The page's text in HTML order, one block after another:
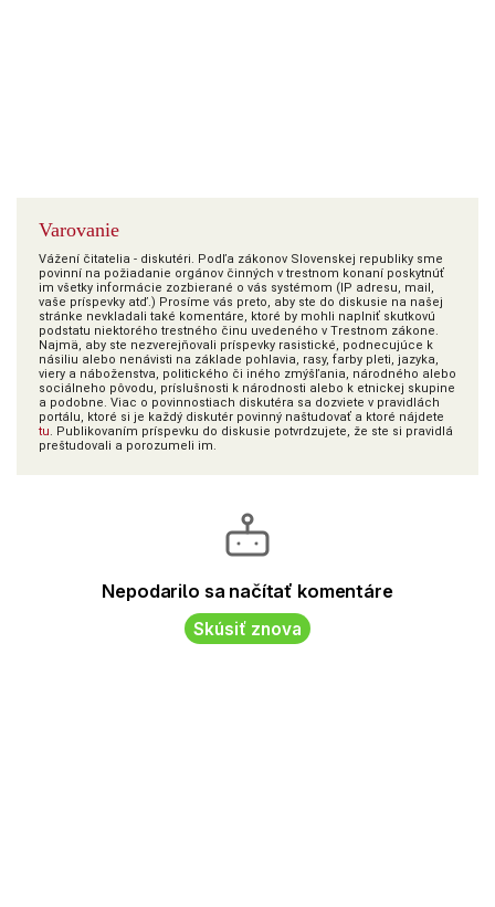
Varovanie
Vážení čitatelia - diskutéri. Podľa zákonov Slovenskej republiky sme
povinní na požiadanie orgánov činných v trestnom konaní poskytnúť
im všetky informácie zozbierané o vás systémom (IP adresu, mail,
vaše príspevky atď.) Prosíme vás preto, aby ste do diskusie na našej
stránke nevkladali také komentáre, ktoré by mohli naplniť skutkovú
podstatu niektorého trestného činu uvedeného v Trestnom zákone.
Najmä, aby ste nezverejňovali príspevky rasistické, podnecujúce k
násiliu alebo nenávisti na základe pohlavia, rasy, farby pleti, jazyka,
viery a náboženstva, politického či iného zmýšľania, národného alebo
sociálneho pôvodu, príslušnosti k národnosti alebo k etnickej skupine
a podobne. Viac o povinnostiach diskutéra sa dozviete v pravidlách
portálu, ktoré si je každý diskutér povinný naštudovať a ktoré nájdete
tu. Publikovaním príspevku do diskusie potvrdzujete, že ste si pravidlá
preštudovali a porozumeli im.